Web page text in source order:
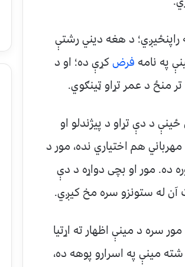
راپنځیږي؛ د هغه دیني رشتې
په نامه فرضکړې ده؛ او د
منځ د عمر تړاو ټینګوي.
د دې تړاو د پیژندلو او
هم اختیاري نده، مور د
ده. مور او بچی دواړه د دې
آن له ستونزو سره مخ کیږي.
سره د مینې اظهار ته اړتیا
مینې په اسرارو پوهه ده،